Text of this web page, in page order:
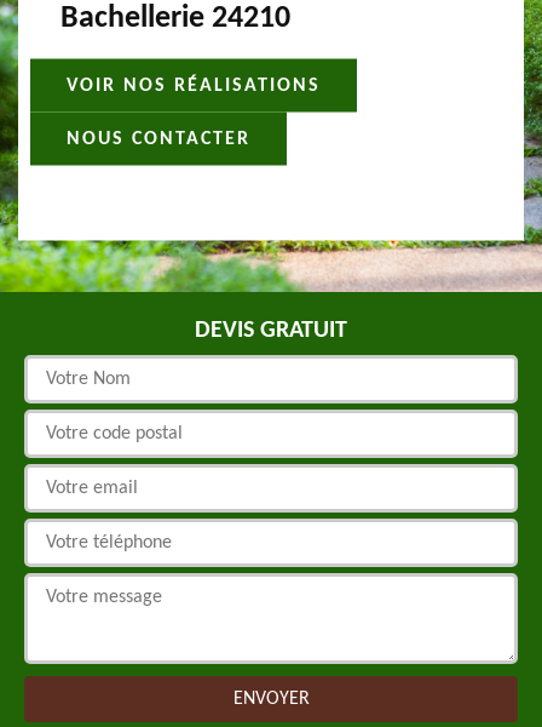
Bachellerie 24210
VOIR NOS RÉALISATIONS
NOUS CONTACTER
DEVIS GRATUIT